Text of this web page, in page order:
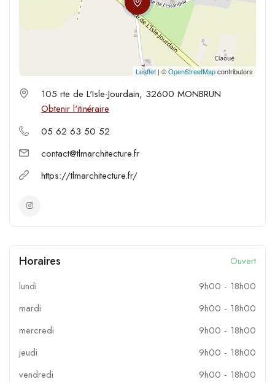
Leaflet | ©OpenStreetMapcontributors
105 rte de L'Isle-Jourdain, 32600 MONBRUN
Obtenir l'itinéraire
05 62 63 50 52
contact@tlmarchitecture.fr
https://tlmarchitecture.fr/
Horaires
Ouvert
lundi
9h00 - 18h00
mardi
9h00 - 18h00
mercredi
9h00 - 18h00
jeudi
9h00 - 18h00
vendredi
9h00 - 18h00